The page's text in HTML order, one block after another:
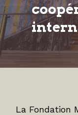
La Fondation